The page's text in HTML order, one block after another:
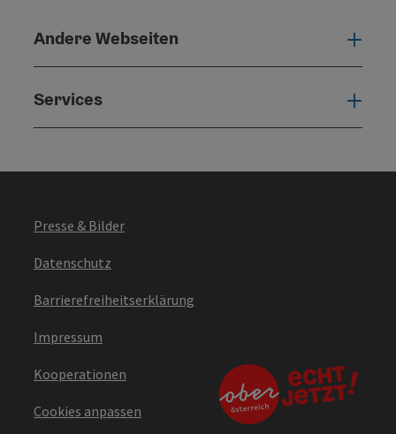
Andere Webseiten
Services
Presse & Bilder
Datenschutz
Barrierefreiheitserklärung
Impressum
Kooperationen
Cookies anpassen